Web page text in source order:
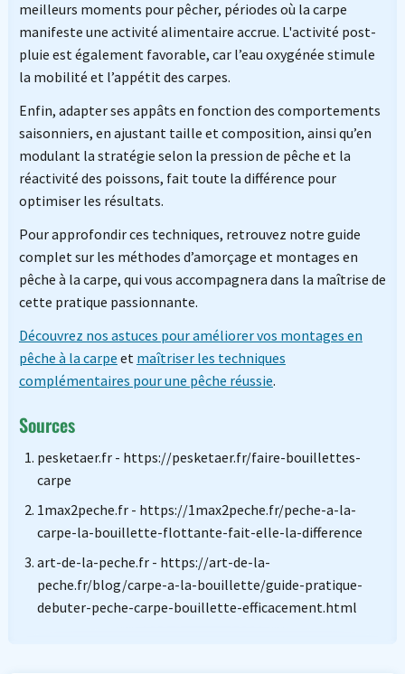
meilleurs moments pour pêcher, périodes où la carpe
manifeste une activité alimentaire accrue. L'activité post-
pluie est également favorable, car l’eau oxygénée stimule
la mobilité et l’appétit des carpes.
Enfin, adapter ses appâts en fonction des comportements
saisonniers, en ajustant taille et composition, ainsi qu’en
modulant la stratégie selon la pression de pêche et la
réactivité des poissons, fait toute la différence pour
optimiser les résultats.
Pour approfondir ces techniques, retrouvez notre guide
complet sur les méthodes d’amorçage et montages en
pêche à la carpe, qui vous accompagnera dans la maîtrise de
cette pratique passionnante.
Découvrez nos astuces pour améliorer vos montages en
pêche à la carpe et maîtriser les techniques
complémentaires pour une pêche réussie.
Sources
pesketaer.fr - https://pesketaer.fr/faire-bouillettes-
carpe
1max2peche.fr - https://1max2peche.fr/peche-a-la-
carpe-la-bouillette-flottante-fait-elle-la-difference
art-de-la-peche.fr - https://art-de-la-
peche.fr/blog/carpe-a-la-bouillette/guide-pratique-
debuter-peche-carpe-bouillette-efficacement.html